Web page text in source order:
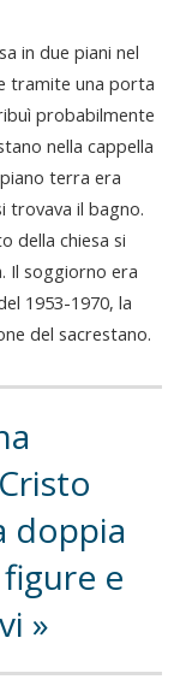
in due piani nel
tramite una porta
probabilmente
nella cappella
terra era
trovava il bagno.
della chiesa si
Il soggiorno era
1953-1970, la
del sacrestano.
doppia
e